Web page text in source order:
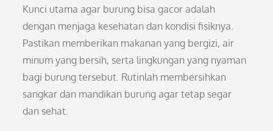
Kunci utama agar burung bisa gacor adalah
dengan menjaga kesehatan dan kondisi fisiknya.
Pastikan memberikan makanan yang bergizi, air
minum yang bersih, serta lingkungan yang nyaman
bagi burung tersebut. Rutinlah membersihkan
sangkar dan mandikan burung agar tetap segar
dan sehat.